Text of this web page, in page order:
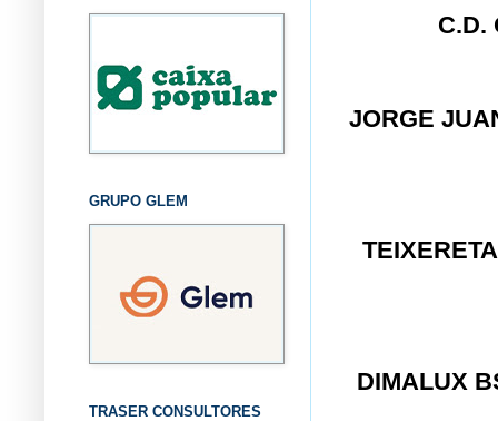
C.D.
JORGE
DIMALUX
GRUPO GLEM
TRASER CONSULTORES